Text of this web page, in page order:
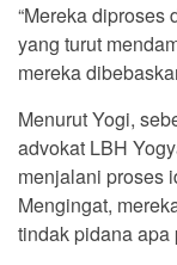
“Mereka diproses
yang turut
mereka
Menurut Yogi,
advokat LBH
menjalani proses
Mengingat,
tindak pidana apa